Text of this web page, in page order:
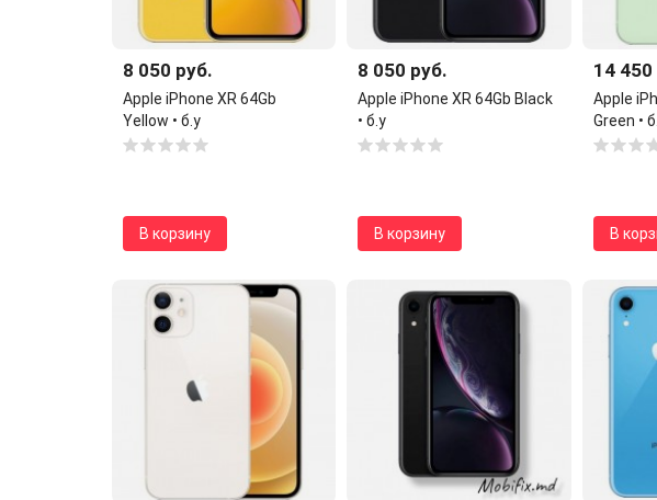
8 050 руб.
Apple iPhone XR 64Gb
Yellow • б.у
В корзину
8 050 руб.
Apple iPhone XR 64Gb Black
• б.у
В корзину
14 450
Apple
Green •
В